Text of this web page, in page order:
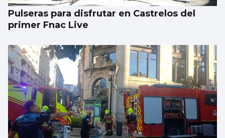
Pulseras para disfrutar en Castrelos del
primer Fnac Live